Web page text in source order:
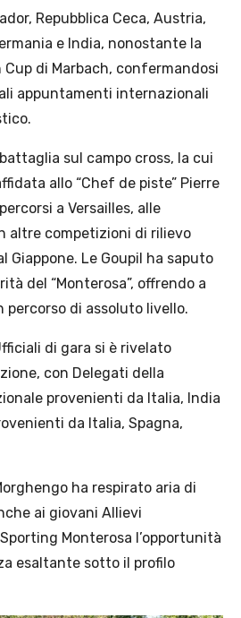
Repubblica Ceca, Austria,
e India, nonostante la
di Marbach, confermandosi
appuntamenti internazionali
sul campo cross, la cui
allo “Chef de piste” Pierre
a Versailles, alle
altre competizioni di rilievo
Giappone. Le Goupil ha saputo
del “Monterosa”, offrendo a
di assoluto livello.
di gara si è rivelato
con Delegati della
provenienti da Italia, India
da Italia, Spagna,
ha respirato aria di
ai giovani Allievi
Monterosa l’opportunità
esaltante sotto il profilo